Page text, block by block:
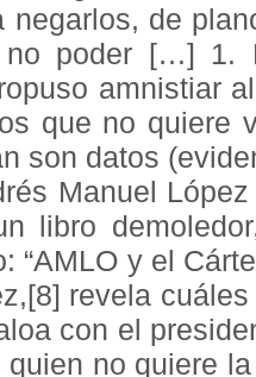
negarlos, de
poder […] 1.
amnistiar
que no quiere
son datos
Manuel
libro
“AMLO y el
revela
con el
quien no quiere